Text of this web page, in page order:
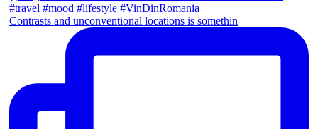
Contrasts and unconventional locations is somethin